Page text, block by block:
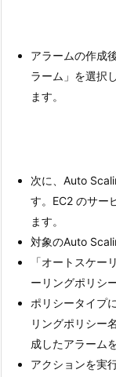
アラームの作成
ラーム」を選択
ます。
次に、Auto
す。EC2 のサー
ます。
対象のAuto
「オートスケー
ーリングポリシ
ポリシータイプ
リングポリシー
成したアラーム
アクションを実